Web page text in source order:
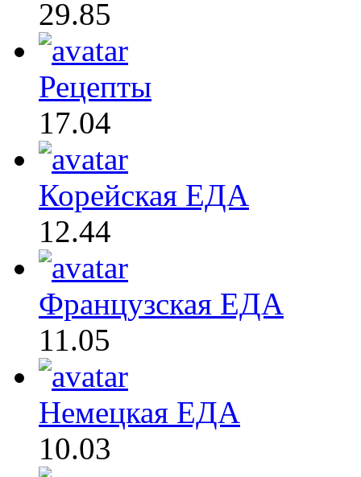
29.85
Рецепты
17.04
Корейская ЕДА
12.44
Французская ЕДА
11.05
Немецкая ЕДА
10.03